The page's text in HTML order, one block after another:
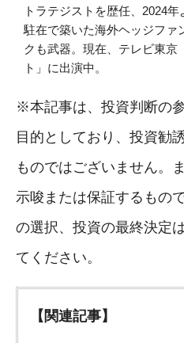
トラテジストを歴任、2024
駐在で築いた海外ヘッジファ
クも武器。現在、テレビ東京
ト」に出演中。
※本記事は、投資判断の
目的としており、投資勧
ものではございません。
示唆または保証するもの
の選択、投資の最終決定
てください。
【関連記事】